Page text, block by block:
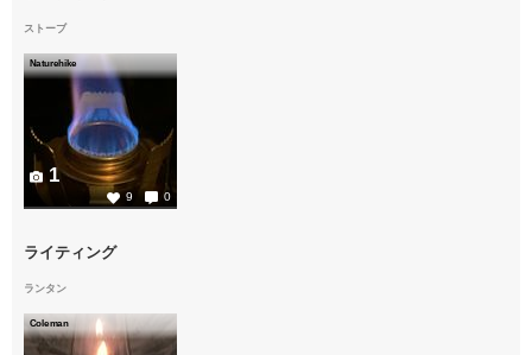
ストーブ
Naturehike
9 0
1
ライティング
ランタン
Coleman